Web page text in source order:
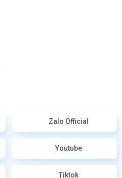
Zalo Official
Youtube
Tiktok